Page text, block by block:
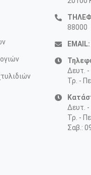
88000
EMAIL:
Δευτ. -
Τρ. -
Δευτ. -
Τρ. -
Σαβ.: